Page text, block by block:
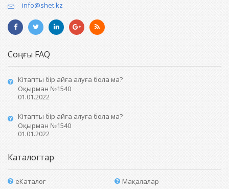
info@shet.kz
Соңғы FAQ
Кітапты бір айға алуға бола ма?
Оқырман №1540
01.01.2022
Кітапты бір айға алуға бола ма?
Оқырман №1540
01.01.2022
Каталогтар
еКаталог Мақалалар